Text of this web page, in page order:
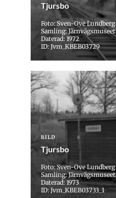
Tjursbo
Foto: Sven-Ove Lundberg
Samling: Järnvägsmuseet
Daterad: 1972
ID: Jvm_KBEB03729
BILD
Tjursbo
Foto: Sven-Ove Lundberg
Samling: Järnvägsmuseet
Daterad: 1973
ID: Jvm_KBEB03733_1